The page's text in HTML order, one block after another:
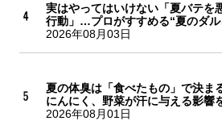
実はやってはいけない「夏バテを
行動」…プロがすすめる“夏のダル
2026年08月03日
夏の体臭は「食べたもの」で決ま
にんにく、野菜が汗に与える影響
2026年08月01日